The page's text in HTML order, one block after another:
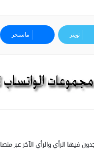
تويتر ماسنجر
فيها الرأي والرأي الآخر عبر